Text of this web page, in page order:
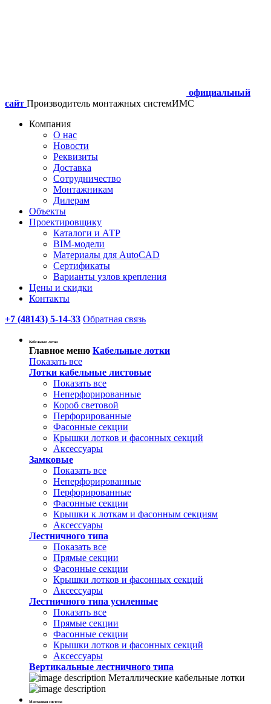
официальный
сайт Производитель монтажных системИМС
Компания
О нас
Новости
Реквизиты
Доставка
Сотрудничество
Монтажникам
Дилерам
Объекты
Проектировщику
Каталоги и АТР
BIM-модели
Материалы для AutoCAD
Сертификаты
Варианты узлов крепления
Цены и скидки
Контакты
+7 (48143) 5-14-33 Обратная связь
Кабельные лотки
Главное меню Кабельные лотки
Показать все
Лотки кабельные листовые
Показать все
Неперфорированные
Короб световой
Перфорированные
Фасонные секции
Крышки лотков и фасонных секций
Аксессуары
Замковые
Показать все
Неперфорированные
Перфорированные
Фасонные секции
Крышки к лоткам и фасонным секциям
Аксессуары
Лестничного типа
Показать все
Прямые секции
Фасонные секции
Крышки лотков и фасонных секций
Аксессуары
Лестничного типа усиленные
Показать все
Прямые секции
Фасонные секции
Крышки лотков и фасонных секций
Аксессуары
Вертикальные лестничного типа
Металлические кабельные лотки
Монтажная система